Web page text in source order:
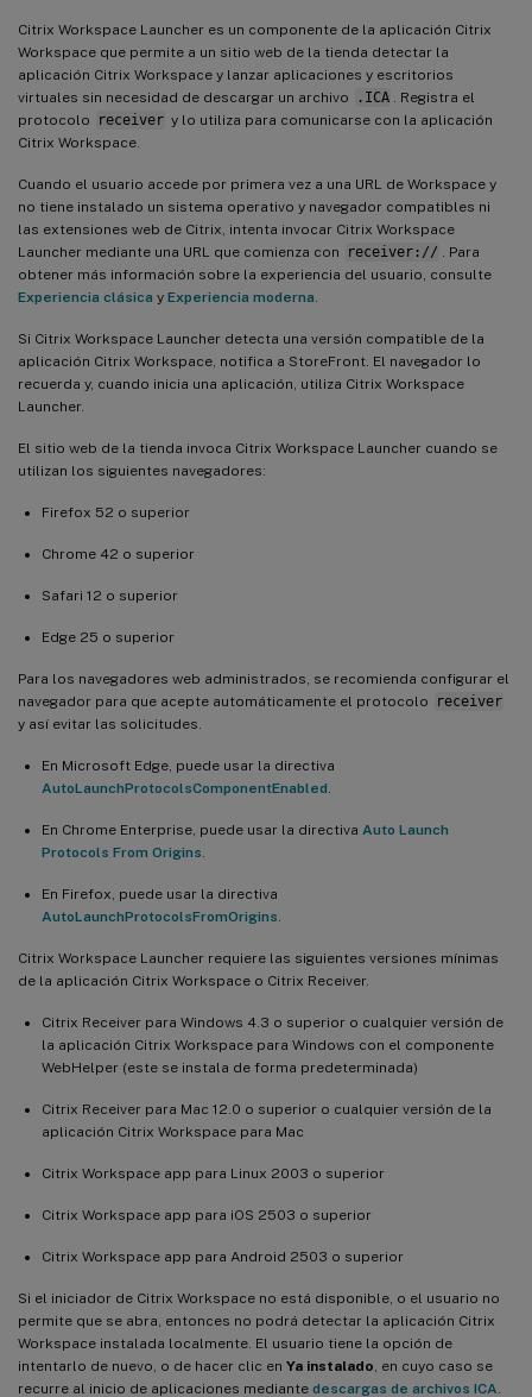
Citrix Workspace Launcher es un componente de la aplicación Citrix
Workspace que permite a un sitio web de la tienda detectar la
aplicación Citrix Workspace y lanzar aplicaciones y escritorios
virtuales sin necesidad de descargar un archivo
.ICA
. Registra el
protocolo
receiver y lo utiliza para comunicarse con la aplicación
Citrix Workspace.
Cuando el usuario accede por primera vez a una URL de Workspace y
no tiene instalado un sistema operativo y navegador compatibles ni
las extensiones web de Citrix, intenta invocar Citrix Workspace
Launcher mediante una URL que comienza con
receiver://
. Para
obtener más información sobre la experiencia del usuario, consulte
Experiencia clásica y Experiencia moderna
Si Citrix Workspace Launcher detecta una versión compatible de la
aplicación Citrix Workspace, notifica a StoreFront. El navegador lo
recuerda y, cuando inicia una aplicación, utiliza Citrix Workspace
Launcher.
El sitio web de la tienda invoca Citrix Workspace Launcher cuando se
utilizan los siguientes navegadores:
Firefox 52 o superior
Chrome 42 o superior
Safari 12 o superior
Edge 25 o superior
Para los navegadores web administrados, se recomienda configurar el
navegador para que acepte automáticamente el protocolo
receiver
y así evitar las solicitudes.
En Microsoft Edge, puede usar la directiva
AutoLaunchProtocolsComponentEnabled
En Chrome Enterprise, puede usar la directiva Auto Launch
Protocols From Origins
En Firefox, puede usar la directiva
AutoLaunchProtocolsFromOrigins
Citrix Workspace Launcher requiere las siguientes versiones mínimas
de la aplicación Citrix Workspace o Citrix Receiver.
Citrix Receiver para Windows 4.3 o superior o cualquier versión de
la aplicación Citrix Workspace para Windows con el componente
WebHelper (este se instala de forma predeterminada)
Citrix Receiver para Mac 12.0 o superior o cualquier versión de la
aplicación Citrix Workspace para Mac
Citrix Workspace app para Linux 2003 o superior
Citrix Workspace app para iOS 2503 o superior
Citrix Workspace app para Android 2503 o superior
Si el iniciador de Citrix Workspace no está disponible, o el usuario no
permite que se abra, entonces no podrá detectar la aplicación Citrix
Workspace instalada localmente. El usuario tiene la opción de
intentarlo de nuevo, o de hacer clic en Ya instalado , en cuyo caso se
recurre al inicio de aplicaciones mediante descargas de archivos ICA